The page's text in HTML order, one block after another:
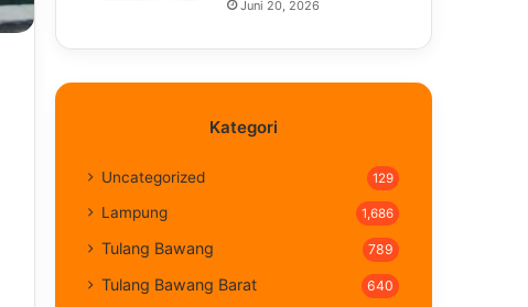
Juni 20, 2026
Kategori
Uncategorized 129
Lampung 1,686
Tulang Bawang 789
Tulang Bawang Barat 640